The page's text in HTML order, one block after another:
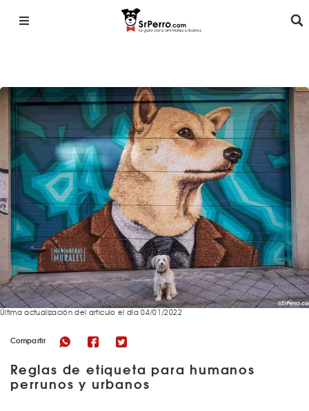
Compartir
Reglas de etiqueta para humanos
perrunos y urbanos
Última actualización del articulo el día 04/01/2022